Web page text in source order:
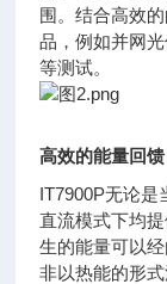
围。结合高效
品，例如并网
等测试。
高效的能量回馈
IT7900P无论是
直流模式下均
生的能量可以
非以热能的形式